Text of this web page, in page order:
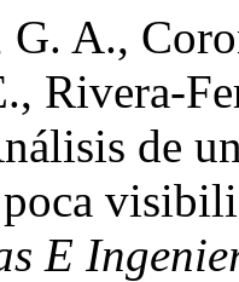
G. A.,
Rivera-
de
poca
E